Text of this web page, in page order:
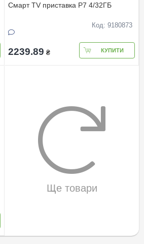
Смарт TV приставка P7 4/32ГБ
Код: 9180873
2239.89 ₴ КУПИТИ
Ще товари